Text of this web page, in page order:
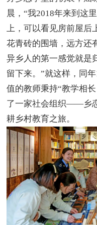
晨，“我2018年来到这
上，可以看见房前屋后
花青砖的围墙，远方还
异乡人的第一感觉就是
留下来。”就这样，同
值的教师秉持“教学相
了一家社会组织——乡
耕乡村教育之旅。